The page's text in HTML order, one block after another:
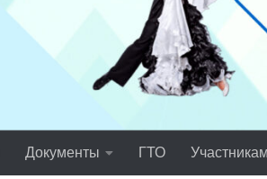
Документы ГТО